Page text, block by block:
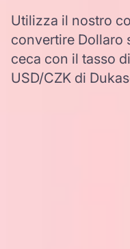
Utilizza il nostro
convertire Dollaro
ceca con il tasso
USD/CZK di